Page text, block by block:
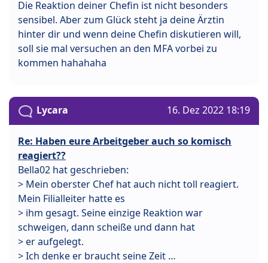
Die Reaktion deiner Chefin ist nicht besonders
sensibel. Aber zum Glück steht ja deine Ärztin
hinter dir und wenn deine Chefin diskutieren will,
soll sie mal versuchen an den MFA vorbei zu
kommen hahahaha
Lycara 16. Dez 2022 18:19
Re: Haben eure Arbeitgeber auch so komisch
reagiert??
Bella02 hat geschrieben:
> Mein oberster Chef hat auch nicht toll reagiert.
Mein Filialleiter hatte es
> ihm gesagt. Seine einzige Reaktion war
schweigen, dann scheiße und dann hat
> er aufgelegt.
> Ich denke er braucht seine Zeit …